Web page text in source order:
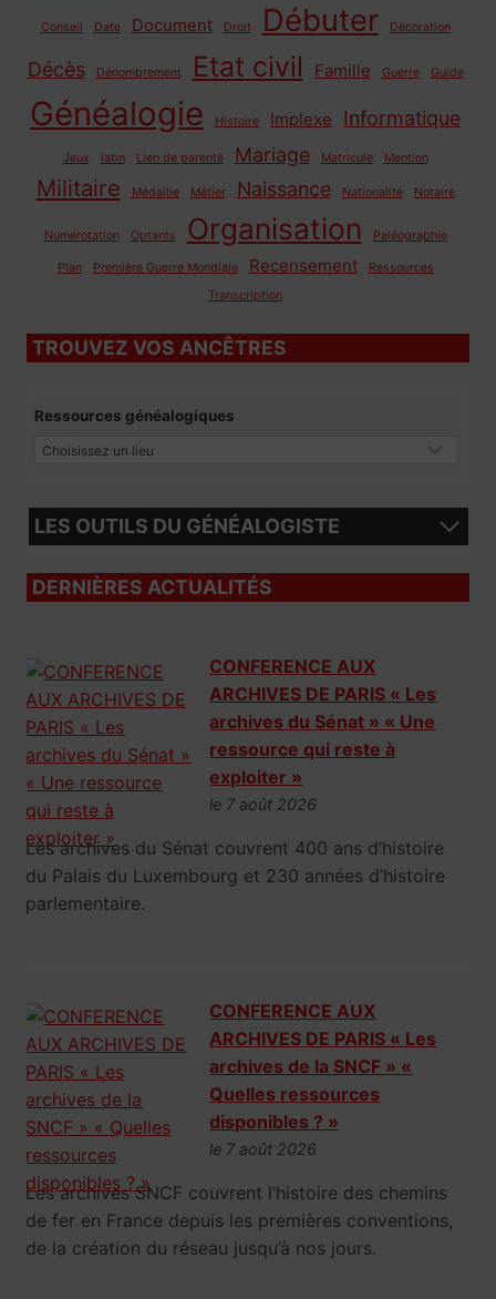
Conseil Date Document Droit Débuter Décoration
Décès Dénombrement Etat civil Famille Guerre Guide
Généalogie Histoire Implexe Informatique
Jeux latin Lien de parenté Mariage Matricule Mention
Militaire Médaille Métier Naissance Nationalité Notaire
Numérotation Optants Organisation Paléographie
Plan Première Guerre Mondiale Recensement
Ressources
Transcription
TROUVEZ VOS ANCÊTRES
Ressources généalogiques
LES OUTILS DU GÉNÉALOGISTE
DERNIÈRES ACTUALITÉS
CONFERENCE AUX
ARCHIVES DE PARIS « Les
archives du Sénat » « Une
ressource qui reste à
exploiter »
le 7 août 2026
Les archives du Sénat couvrent 400 ans d’histoire
du Palais du Luxembourg et 230 années d’histoire
parlementaire.
CONFERENCE AUX
ARCHIVES DE PARIS « Les
archives de la SNCF » «
Quelles ressources
disponibles ? »
le 7 août 2026
Les archives SNCF couvrent l’histoire des chemins
de fer en France depuis les premières conventions,
de la création du réseau jusqu’à nos jours.